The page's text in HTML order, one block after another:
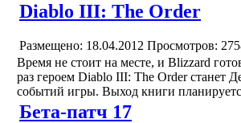
Diablo III: The Order
Размещено: 18.04.2012 Просмотров:
Время не стоит на месте, и Blizzard
раз героем Diablo III: The Order станет
событий игры. Выход книги
Бета-патч 17